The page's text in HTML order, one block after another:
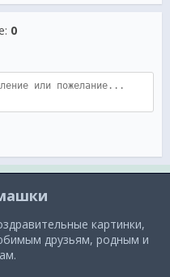
: 0
картинки,
друзьям, родным и